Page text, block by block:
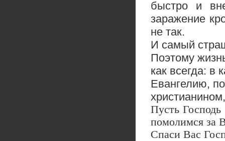
быстро и
заражение
не так.
И самый
Поэтому
как всегда:
Евангелию,
Пусть
помолимся за
Спаси Вас